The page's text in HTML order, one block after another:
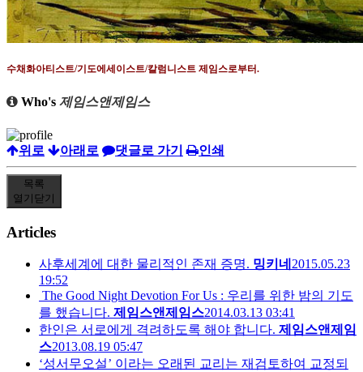
수채화아티스트/기도에세이스트/칼럼니스트 제임스로부터.
Who's 제임스앤제임스
위로 아래로 댓글로 가기 인쇄
목록
열기 닫기
Articles
사후세계에 대한 물리적인 존재 증명. 밍키네 2015.05.23
19:52
The Good Night Devotion For Us : 우리를 위한 밤의 기도
를 했습니다. 제임스앤제임스2014.03.13 03:41
한인은 서로에게 격려하도록 해야 합니다. 제임스앤제임
스2013.08.19 05:47
‘성서무오설’ 이라는 오래된 교리는 재검토하여 교정되